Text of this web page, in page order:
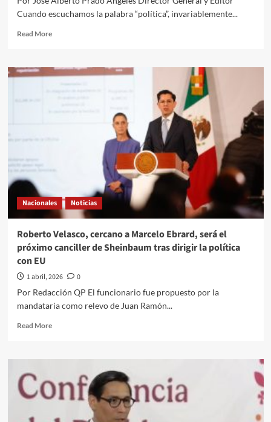
Cuando escuchamos la palabra “política”, invariablemente...
Read MoreRead
El
Quehacer
y
cosas
Nacionales Noticias
Roberto Velasco, cercano a Marcelo Ebrard, será el
próximo canciller de Sheinbaum tras dirigir la política
con EU
1 abril, 2026
0
Por Redacción QP El funcionario fue propuesto por la
mandataria como relevo de Juan Ramón...
Read MoreRead
Roberto
cercano
a
Ebrard,